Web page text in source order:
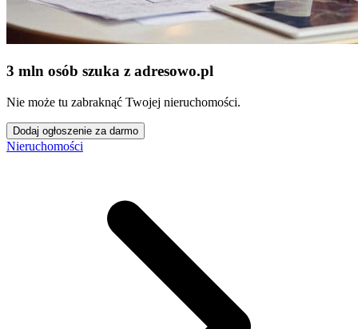
3 mln osób szuka z adresowo.pl
Nie może tu zabraknąć Twojej nieruchomości.
Dodaj ogłoszenie za darmo
Nieruchomości